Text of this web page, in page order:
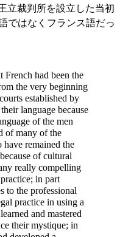
立裁判所を設立した当初
ではなくフランス語だっ
French had been the
the very beginning
established by
language because
of the men
of many of the
have remained the
of cultural
really compelling
in part
to the professional
practice in using a
and mastered
their mystique; in